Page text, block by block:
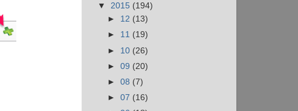
▼ 2015 (194)
► 12 (13)
► 11 (19)
► 10 (26)
►09 (20)
►08 (7)
►07 (16)